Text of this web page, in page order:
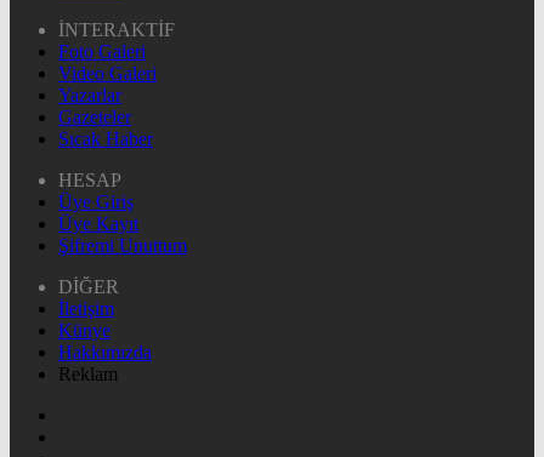
İNTERAKTİF
Foto Galeri
Video Galeri
Yazarlar
Gazeteler
Sıcak Haber
HESAP
Üye Giriş
Üye Kayıt
Şifremi Unuttum
DİĞER
İletişim
Künye
Hakkımızda
Reklam